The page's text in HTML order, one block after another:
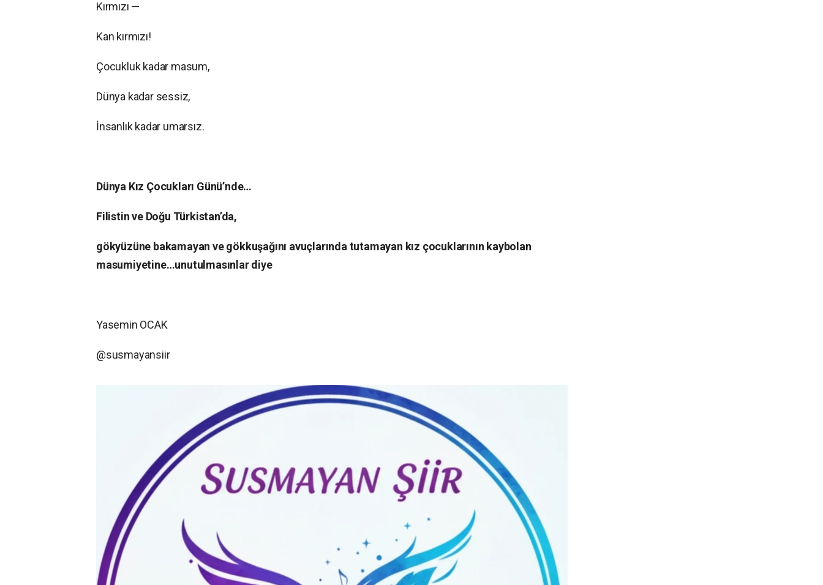
Kırmızı —
Kan kırmızı!
Çocukluk kadar masum,
Dünya kadar sessiz,
İnsanlık kadar umarsız.
Dünya Kız Çocukları Günü’nde…
Filistin ve Doğu Türkistan’da,
gökyüzüne bakamayan ve gökkuşağını avuçlarında tutamayan kız çocuklarının kaybolan
masumiyetine…unutulmasınlar diye
Yasemin OCAK
@susmayansiir